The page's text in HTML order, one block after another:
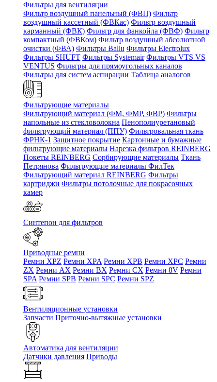
Фильтры для вентиляции
Фильтр воздушный панельный (ФВП) Фильтр
воздушный кассетный (ФВКас) Фильтр воздушный
карманный (ФВК) Фильтр для фанкойла (ФВФ) Фильтр
компактный (ФВКом) Фильтр воздушный абсолютной
очистки (ФВА) Фильтры Ballu Фильтры Electrolux
Фильтры SHUFT Фильтры Systemair Фильтры VTS VS
VENTUS Фильтры для прямоугольных каналов
Фильтры для систем аспирации Таблица аналогов
Фильтрующие материалы
Фильтрующий материал (ФМ, ФМР, ФВР) Фильтры
напольные из стекловолокна Пенополиуретановый
фильтрующий материал (ППУ) Фильтровальная ткань
ФРНК-1 Защитное покрытие Картонные и бумажные
фильтрующие материалы Нарезка фильтров REINBERG
Покеты REINBERG Сорбирующие материалы Ткань
Петрянова Фильтрующие материалы ФилТек
Фильтрующий материал REINBERG Фильтры
картриджи Фильтры потолочные для покрасочных
камер
Синтепон для фильтров
Приводные ремни
Ремни XPZ Ремни XPA Ремни XPB Ремни XPC Ремни
ZX Ремни AX Ремни BX Ремни CX Ремни 8V Ремни
SPA Ремни SPB Ремни SPC Ремни SPZ
Вентиляционные установки
Запчасти Приточно-вытяжные установки
Автоматика для вентиляции
Датчики давления Приводы